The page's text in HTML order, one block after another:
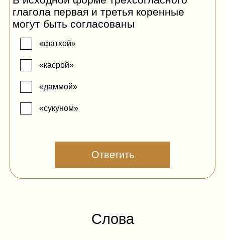
глагола первая и третья коренные
могут быть согласованы
«фатхой»
«касрой»
«даммой»
«сукуном»
Ответить
Слова
أَخَذَ
قَرَأَ